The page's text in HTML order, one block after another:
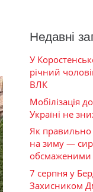
Недавні
У
річний
ВЛК
Мобілізація
Україні не
Як
на зиму —
обсмаженими
7 серпня у
Захисником